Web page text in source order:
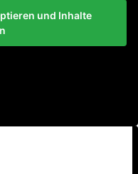
und Inhalte